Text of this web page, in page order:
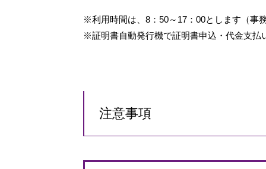
※利用時間は、8：50～17：00とします（事
※証明書自動発行機で証明書申込・代金支払
注意事項